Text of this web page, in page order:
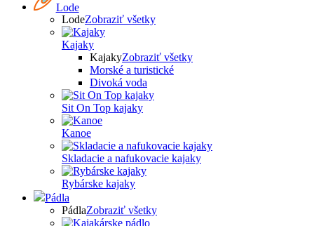
Lode
LodeZobraziť všetky
Kajaky
KajakyZobraziť všetky
Morské a turistické
Divoká voda
Sit On Top kajaky
Kanoe
Skladacie a nafukovacie kajaky
Rybárske kajaky
Pádla
PádlaZobraziť všetky